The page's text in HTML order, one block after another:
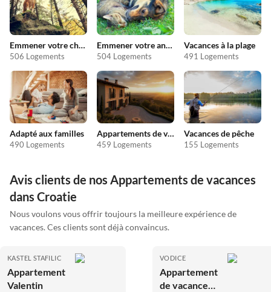
Emmener votre chien en vacances
506 Logements
Emmener votre animal en vacances
504 Logements
Vacances à la plage
491 Logements
Adapté aux familles
490 Logements
Appartements de vacances pas chers
459 Logements
Vacances de pêche
155 Logements
Avis clients de nos Appartements de vacances
dans Croatie
Nous voulons vous offrir toujours la meilleure expérience de
vacances. Ces clients sont déjà convaincus.
KASTEL STAFILIC
Appartement
Valentin
VODICE
Appartement
de vacances